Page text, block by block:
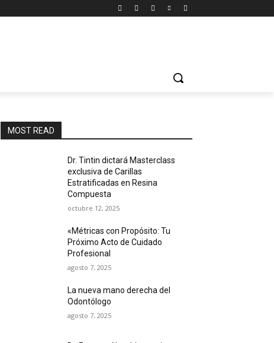
MOST READ
Dr. Tintin dictará Masterclass
exclusiva de Carillas
Estratificadas en Resina
Compuesta
octubre 12, 2025
«Métricas con Propósito: Tu
Próximo Acto de Cuidado
Profesional
agosto 7, 2025
La nueva mano derecha del
Odontólogo
agosto 7, 2025